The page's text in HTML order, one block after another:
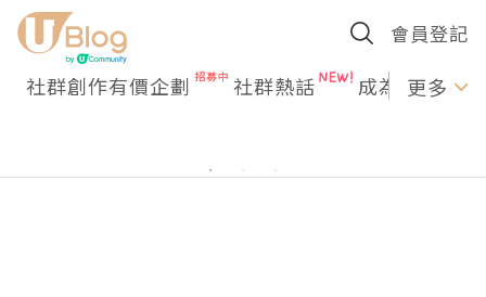
會員登記
社群創作有價企劃 社群熱話 成為U更多